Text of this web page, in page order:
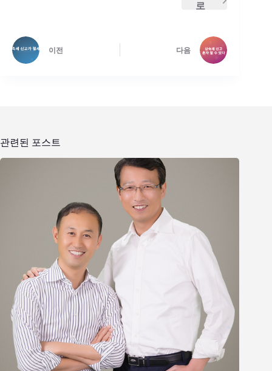
로
이전 다음
관련된 포스트